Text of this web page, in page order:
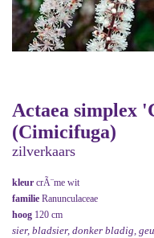
Actaea simplex
(Cimicifuga)
zilverkaars
kleur crÃ¨me wit
familie Ranunculaceae
hoog 120 cm
sier, bladsier, donker bladig,